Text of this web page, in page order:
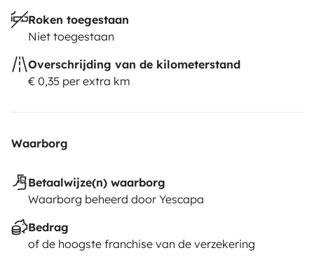
Roken toegestaan
Niet toegestaan
Overschrijding van de kilometerstand
€ 0,35 per extra km
Waarborg
Betaalwijze(n) waarborg
Waarborg beheerd door Yescapa
Bedrag
of de hoogste franchise van de verzekering